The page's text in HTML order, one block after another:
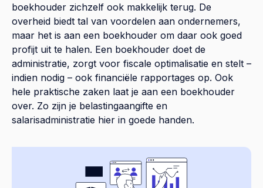
boekhouder zichzelf ook makkelijk terug. De
overheid biedt tal van voordelen aan ondernemers,
maar het is aan een boekhouder om daar ook goed
profijt uit te halen. Een boekhouder doet de
administratie, zorgt voor fiscale optimalisatie en stelt –
indien nodig – ook financiële rapportages op. Ook
hele praktische zaken laat je aan een boekhouder
over. Zo zijn je belastingaangifte en
salarisadministratie hier in goede handen.